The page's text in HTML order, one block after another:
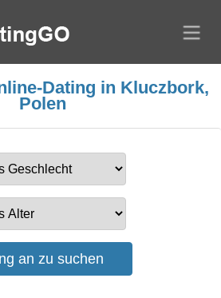
Dating in Kluczbork,
Polen